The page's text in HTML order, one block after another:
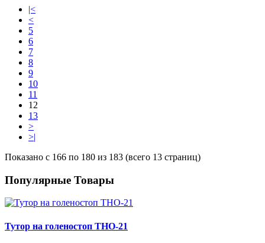
|<
<
5
6
7
8
9
10
11
12
13
>
>|
Показано с 166 по 180 из 183 (всего 13 страниц)
Популярные Товары
Тутор на голеностоп ТНО-21